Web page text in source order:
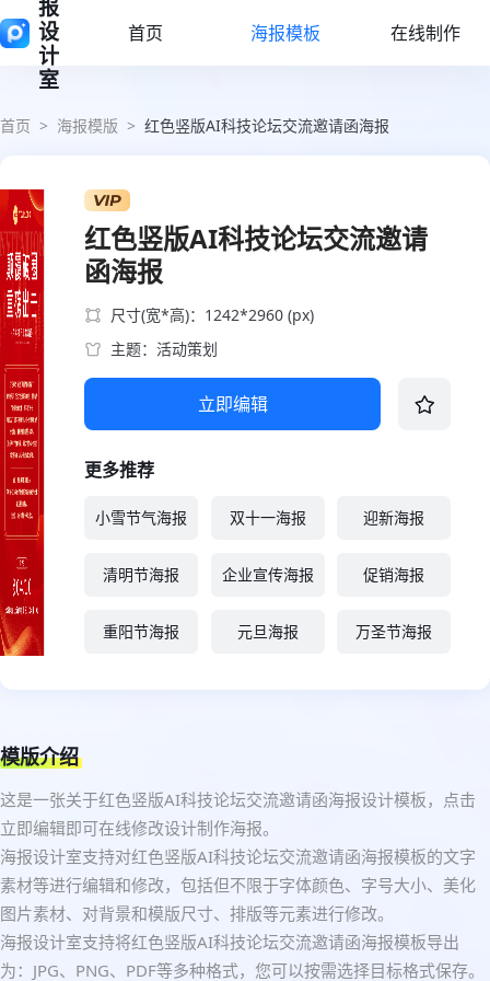
报
设
计
室
首页 海报模板 在线制作
首页 > 海报模版 > 红色竖版AI科技论坛交流邀请函海报
红色竖版AI科技论坛交流邀请
函海报
尺寸(宽*高)：1242*2960 (px)
主题：活动策划
立即编辑
更多推荐
小雪节气海报 双十一海报 迎新海报
清明节海报 企业宣传海报 促销海报
重阳节海报 元旦海报 万圣节海报
模版介绍
这是一张关于红色竖版AI科技论坛交流邀请函海报设计模板，点击
立即编辑即可在线修改设计制作海报。
海报设计室支持对红色竖版AI科技论坛交流邀请函海报模板的文字
素材等进行编辑和修改，包括但不限于字体颜色、字号大小、美化
图片素材、对背景和模版尺寸、排版等元素进行修改。
海报设计室支持将红色竖版AI科技论坛交流邀请函海报模板导出
为：JPG、PNG、PDF等多种格式，您可以按需选择目标格式保存。